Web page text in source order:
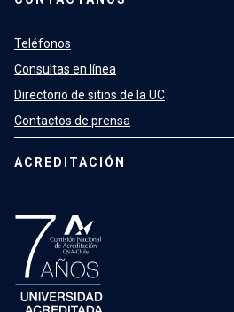
Teléfonos
Consultas en línea
Directorio de sitios de la UC
Contactos de prensa
ACREDITACIÓN